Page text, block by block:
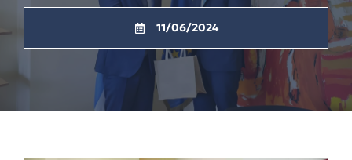
11/06/2024